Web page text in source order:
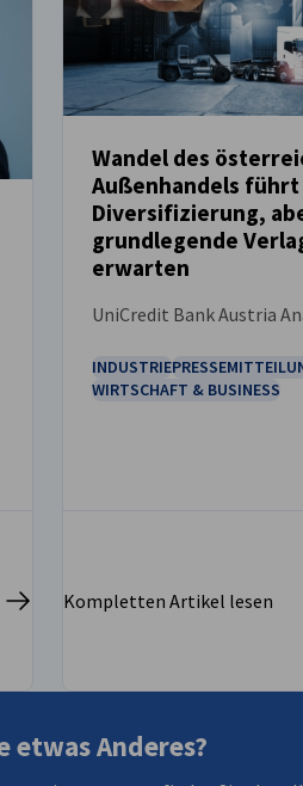
NEUIGKEITEN
Wandel des
Außenhandels
Diversifizierung,
grundlegende
erwarten
UniCredit Bank Austria
INDUSTRIE
WIRTSCHAFT & BUSINESS
Kompletten Artikel lesen
etwas Anderes?